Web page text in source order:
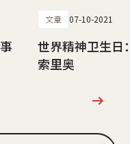
文章 07-10-2021
世界精神卫生
索里奥